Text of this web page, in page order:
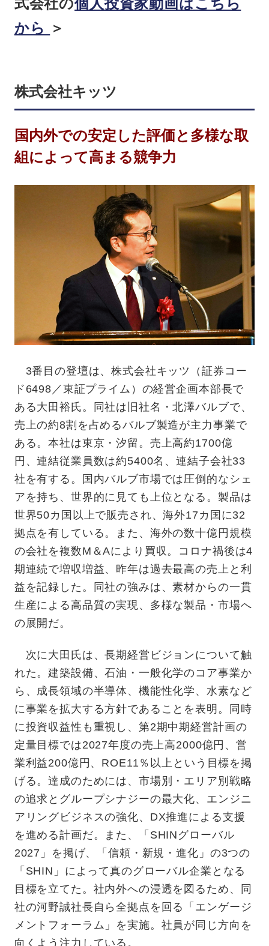
式会社の個人投資家動画はこちら
から
＞
株式会社キッツ
国内外での安定した評価と多様な取
組によって高まる競争力
3番目の登壇は、株式会社キッツ（証券コー
ド6498／東証プライム）の経営企画本部長で
ある大田裕氏。同社は旧社名・北澤バルブで、
売上の約8割を占めるバルブ製造が主力事業で
ある。本社は東京・汐留。売上高約1700億
円、連結従業員数は約5400名、連結子会社33
社を有する。国内バルブ市場では圧倒的なシェ
アを持ち、世界的に見ても上位となる。製品は
世界50カ国以上で販売され、海外17カ国に32
拠点を有している。また、海外の数十億円規模
の会社を複数M＆Aにより買収。コロナ禍後は4
期連続で増収増益、昨年は過去最高の売上と利
益を記録した。同社の強みは、素材からの一貫
生産による高品質の実現、多様な製品・市場へ
の展開だ。
次に大田氏は、長期経営ビジョンについて触
れた。建築設備、石油・一般化学のコア事業か
ら、成長領域の半導体、機能性化学、水素など
に事業を拡大する方針であることを表明。同時
に投資収益性も重視し、第2期中期経営計画の
定量目標では2027年度の売上高2000億円、営
業利益200億円、ROE11％以上という目標を掲
げる。達成のためには、市場別・エリア別戦略
の追求とグループシナジーの最大化、エンジニ
アリングビジネスの強化、DX推進による支援
を進める計画だ。また、「SHINグローバル
2027」を掲げ、「信頼・新規・進化」の3つの
「SHIN」によって真のグローバル企業となる
目標を立てた。社内外への浸透を図るため、同
社の河野誠社長自ら全拠点を回る「エンゲージ
メントフォーラム」を実施。社員が同じ方向を
向くよう注力している。